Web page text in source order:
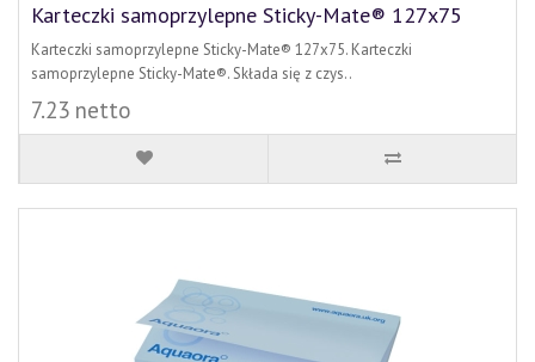
Karteczki samoprzylepne Sticky-Mate® 127x75
Karteczki samoprzylepne Sticky-Mate® 127x75. Karteczki
samoprzylepne Sticky-Mate®. Składa się z czys..
7.23 netto